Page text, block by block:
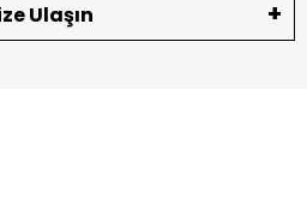
Ulaşın